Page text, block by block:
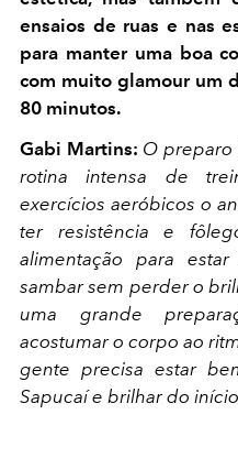
ensaios de ruas e nas
para manter uma boa
com muito glamour um
80 minutos.
Gabi Martins: O preparo
rotina intensa de
exercícios aeróbicos o
ter resistência e
alimentação para
sambar sem perder o
uma grande
acostumar o corpo ao
gente precisa estar
Sapucaí e brilhar do